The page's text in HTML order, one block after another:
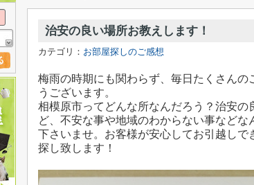
治安の良い場所お教えします！
カテゴリ： お部屋探しのご感想
梅雨の時期にも関わらず、毎日たくさんの
うございます。
相模原市ってどんな所なんだろう？治安の
ど、不安な事や地域のわからない事などな
下さいませ。お客様が安心してお引越しで
探し致します！